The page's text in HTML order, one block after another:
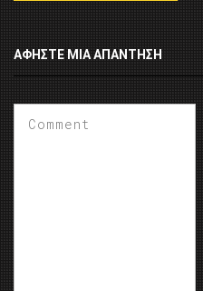
ΑΦΉΣΤΕ ΜΙΑ ΑΠΆΝΤΗΣΗ